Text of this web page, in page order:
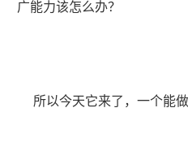
广能力该怎么办？
所以今天它来了，一个能做